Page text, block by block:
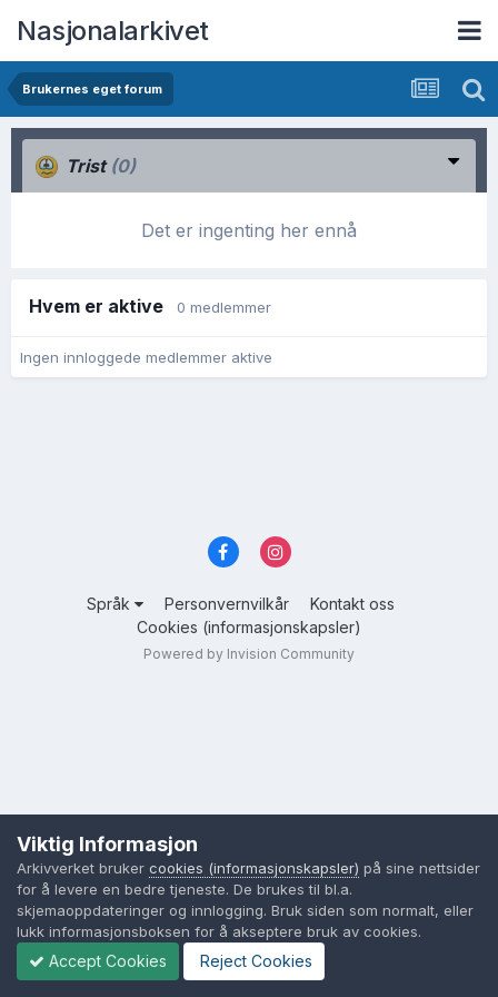
Nasjonalarkivet
Brukernes eget forum
Trist (0)
Det er ingenting her ennå
Hvem er aktive 0 medlemmer
Ingen innloggede medlemmer aktive
Språk Personvernvilkår
Kontakt oss
Cookies (informasjonskapsler)
Powered by Invision Community
Viktig Informasjon
Arkivverket bruker cookies (informasjonskapsler) på sine nettsider
for å levere en bedre tjeneste. De brukes til bl.a.
skjemaoppdateringer og innlogging. Bruk siden som normalt, eller
lukk informasjonsboksen for å akseptere bruk av cookies.
Accept Cookies Reject Cookies